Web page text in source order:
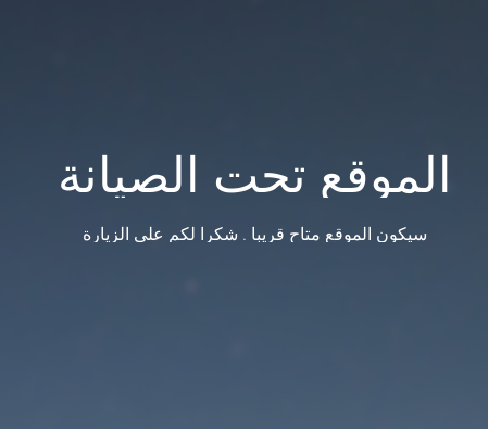
الموقع تحت الصيانة
سيكون الموقع متاح قريبا . شكرا لكم على الزيارة